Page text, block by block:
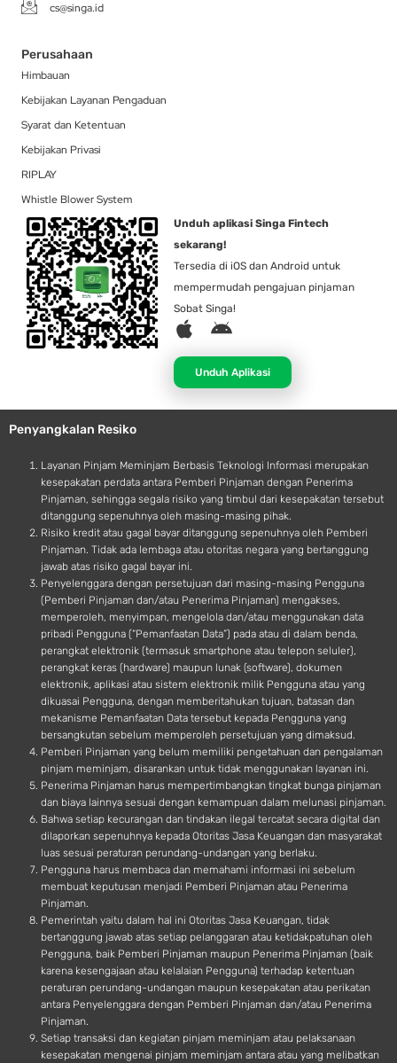
cs@singa.id
Perusahaan
Himbauan
Kebijakan Layanan Pengaduan
Syarat dan Ketentuan
Kebijakan Privasi
RIPLAY
Whistle Blower System
Unduh aplikasi Singa Fintech
sekarang!
Tersedia di iOS dan Android untuk
mempermudah pengajuan pinjaman
Sobat Singa!
A
p
l
e
A
d
r
o
d
Unduh Aplikasi
Penyangkalan Resiko
Layanan Pinjam Meminjam Berbasis Teknologi Informasi merupakan
kesepakatan perdata antara Pemberi Pinjaman dengan Penerima
Pinjaman, sehingga segala risiko yang timbul dari kesepakatan tersebut
ditanggung sepenuhnya oleh masing-masing pihak.
Risiko kredit atau gagal bayar ditanggung sepenuhnya oleh Pemberi
Pinjaman. Tidak ada lembaga atau otoritas negara yang bertanggung
jawab atas risiko gagal bayar ini.
Penyelenggara dengan persetujuan dari masing-masing Pengguna
(Pemberi Pinjaman dan/atau Penerima Pinjaman) mengakses,
memperoleh, menyimpan, mengelola dan/atau menggunakan data
pribadi Pengguna (“Pemanfaatan Data”) pada atau di dalam benda,
perangkat elektronik (termasuk smartphone atau telepon seluler),
perangkat keras (hardware) maupun lunak (software), dokumen
elektronik, aplikasi atau sistem elektronik milik Pengguna atau yang
dikuasai Pengguna, dengan memberitahukan tujuan, batasan dan
mekanisme Pemanfaatan Data tersebut kepada Pengguna yang
bersangkutan sebelum memperoleh persetujuan yang dimaksud.
Pemberi Pinjaman yang belum memiliki pengetahuan dan pengalaman
pinjam meminjam, disarankan untuk tidak menggunakan layanan ini.
Penerima Pinjaman harus mempertimbangkan tingkat bunga pinjaman
dan biaya lainnya sesuai dengan kemampuan dalam melunasi pinjaman.
Bahwa setiap kecurangan dan tindakan ilegal tercatat secara digital dan
dilaporkan sepenuhnya kepada Otoritas Jasa Keuangan dan masyarakat
luas sesuai peraturan perundang-undangan yang berlaku.
Pengguna harus membaca dan memahami informasi ini sebelum
membuat keputusan menjadi Pemberi Pinjaman atau Penerima
Pinjaman.
Pemerintah yaitu dalam hal ini Otoritas Jasa Keuangan, tidak
bertanggung jawab atas setiap pelanggaran atau ketidakpatuhan oleh
Pengguna, baik Pemberi Pinjaman maupun Penerima Pinjaman (baik
karena kesengajaan atau kelalaian Pengguna) terhadap ketentuan
peraturan perundang-undangan maupun kesepakatan atau perikatan
antara Penyelenggara dengan Pemberi Pinjaman dan/atau Penerima
Pinjaman.
Setiap transaksi dan kegiatan pinjam meminjam atau pelaksanaan
kesepakatan mengenai pinjam meminjam antara atau yang melibatkan